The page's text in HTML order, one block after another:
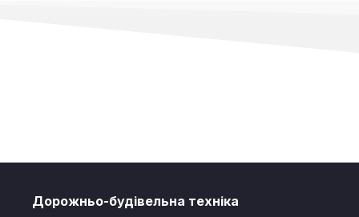
Дорожньо-будівельна техніка